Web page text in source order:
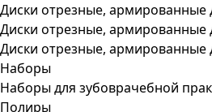
Диски отрезные, армированные
Диски отрезные, армированные
Диски отрезные, армированные
Наборы
Наборы для зубоврачебной
Полиры